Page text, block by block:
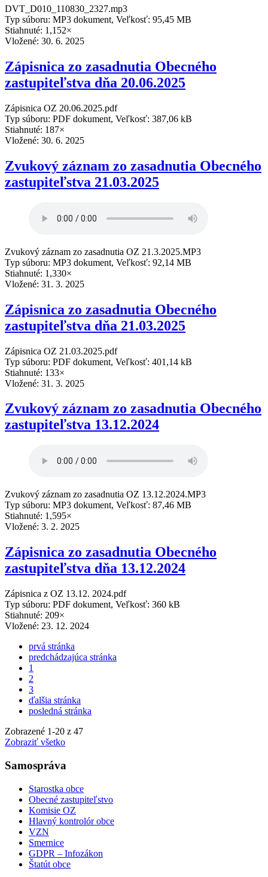
DVT_D010_110830_2327.mp3
Typ súboru: MP3 dokument, Veľkosť: 95,45 MB
Stiahnuté: 1,152×
Vložené: 30. 6. 2025
Zápisnica zo zasadnutia Obecného
zastupiteľstva dňa 20.06.2025
Zápisnica OZ 20.06.2025.pdf
Typ súboru: PDF dokument, Veľkosť: 387,06 kB
Stiahnuté: 187×
Vložené: 30. 6. 2025
Zvukový záznam zo zasadnutia Obecného
zastupiteľstva 21.03.2025
Zvukový záznam zo zasadnutia OZ 21.3.2025.MP3
Typ súboru: MP3 dokument, Veľkosť: 92,14 MB
Stiahnuté: 1,330×
Vložené: 31. 3. 2025
Zápisnica zo zasadnutia Obecného
zastupiteľstva dňa 21.03.2025
Zápisnica OZ 21.03.2025.pdf
Typ súboru: PDF dokument, Veľkosť: 401,14 kB
Stiahnuté: 133×
Vložené: 31. 3. 2025
Zvukový záznam zo zasadnutia Obecného
zastupiteľstva 13.12.2024
Zvukový záznam zo zasadnutia OZ 13.12.2024.MP3
Typ súboru: MP3 dokument, Veľkosť: 87,46 MB
Stiahnuté: 1,595×
Vložené: 3. 2. 2025
Zápisnica zo zasadnutia Obecného
zastupiteľstva dňa 13.12.2024
Zápisnica z OZ 13.12. 2024.pdf
Typ súboru: PDF dokument, Veľkosť: 360 kB
Stiahnuté: 209×
Vložené: 23. 12. 2024
prvá stránka
predchádzajúca stránka
1
2
3
ďalšia stránka
posledná stránka
Zobrazené 1-20 z 47
Zobraziť všetko
Samospráva
Starostka obce
Obecné zastupiteľstvo
Komisie OZ
Hlavný kontrolór obce
VZN
Smernice
GDPR – Infozákon
Štatút obce